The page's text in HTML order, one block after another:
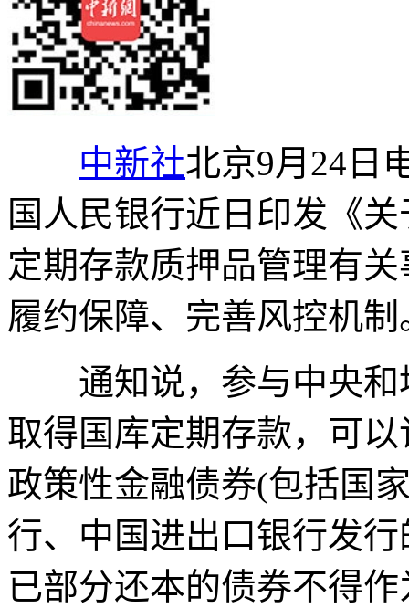
中新社北京9月24日
国人民银行近日印发《
定期存款质押品管理有
履约保障、完善风控机制
通知说，参与中央和
取得国库定期存款，可
政策性金融债券(包括国
行、中国进出口银行发
已部分还本的债券不得